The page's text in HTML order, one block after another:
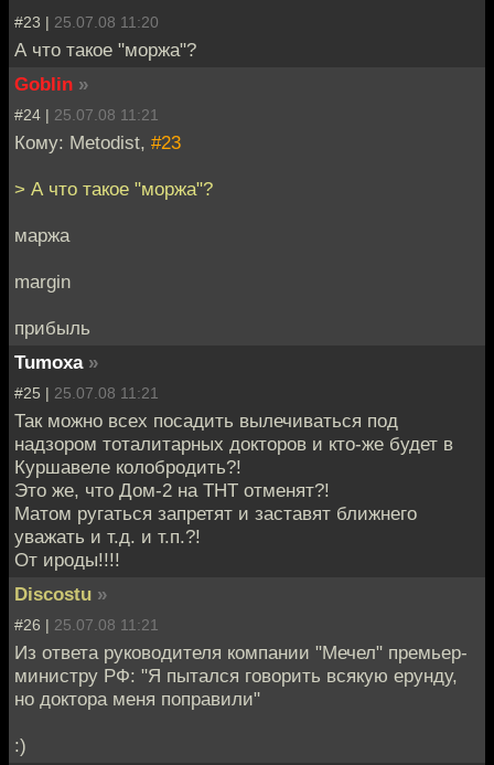
#23 | 25.07.08 11:20
А что такое "моржа"?
Goblin »
#24 | 25.07.08 11:21
Кому: Metodist, #23
> А что такое "моржа"?
маржа
margin
прибыль
Tumoxa »
#25 | 25.07.08 11:21
Так можно всех посадить вылечиваться под
надзором тоталитарных докторов и кто-же будет в
Куршавеле колобродить?!
Это же, что Дом-2 на ТНТ отменят?!
Матом ругаться запретят и заставят ближнего
уважать и т.д. и т.п.?!
От ироды!!!!
Discostu »
#26 | 25.07.08 11:21
Из ответа руководителя компании "Мечел" премьер-
министру РФ: "Я пытался говорить всякую ерунду,
но доктора меня поправили"
:)